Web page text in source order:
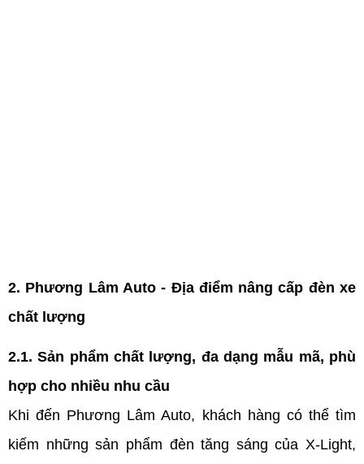
2. Phương Lâm Auto - Địa điểm nâng cấp đèn xe
chất lượng
2.1. Sản phẩm chất lượng, đa dạng mẫu mã, phù
hợp cho nhiều nhu cầu
Khi đến Phương Lâm Auto, khách hàng có thể tìm
kiếm những sản phẩm đèn tăng sáng của X-Light,